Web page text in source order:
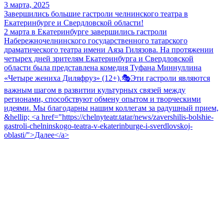
3 марта, 2025
Завершились большие гастроли челнинского театра в
Екатеринбурге и Свердловской области!
2 марта в Екатеринбурге завершились гастроли
Набережночелнинского государственного татарского
драматического театра имени Аяза Гилязова. На протяжении
четырех дней зрителям Екатеринбурга и Свердловской
области была представлена комедия Туфана Миннуллина
«Четыре жениха Диляфруз» (12+).🎭Эти гастроли являются
важным шагом в развитии культурных связей между
регионами, способствуют обмену опытом и творческими
идеями. Мы благодарны нашим коллегам за радушный прием,
&hellip; <a href="https://chelnyteatr.tatar/news/zavershilis-bolshie-
gastroli-chelninskogo-teatra-v-ekaterinburge-i-sverdlovskoj-
oblasti/">Далее</a>